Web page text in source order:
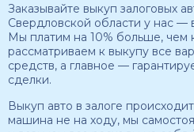
Заказывайте выкуп залоговых
Свердловской области у нас —
Мы платим на 10% больше, чем
рассматриваем к выкупу все
средств, а главное —
сделки.
Выкуп авто в залоге
машина не на ходу, мы